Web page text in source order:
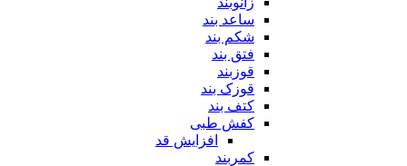
ساعد بند
شکم بند
فتق بند
قوزبند
قوزک بند
کتف بند
کفش طبی
افزایش قد
کمربند